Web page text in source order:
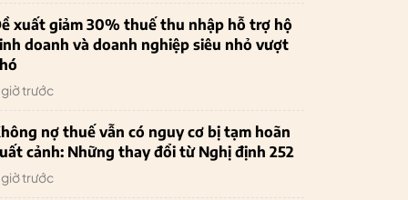
xuất giảm 30% thuế thu nhập hỗ trợ hộ
doanh và doanh nghiệp siêu nhỏ vượt
trước
nợ thuế vẫn có nguy cơ bị tạm hoãn
cảnh: Những thay đổi từ Nghị định 252
trước